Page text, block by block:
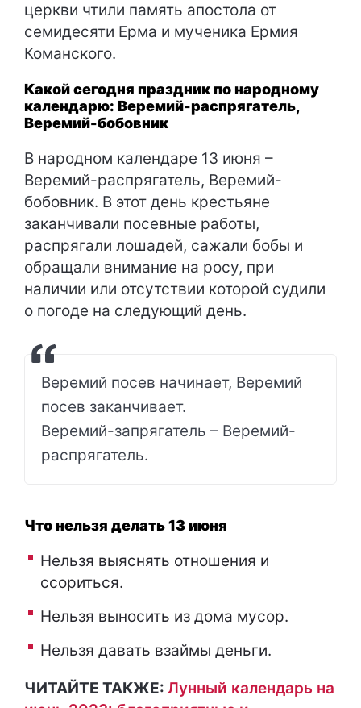
церкви чтили память апостола от
семидесяти Ерма и мученика Ермия
Команского.
Какой сегодня праздник по народному
календарю: Веремий-распрягатель,
Веремий-бобовник
В народном календаре 13 июня –
Веремий-распрягатель, Веремий-
бобовник. В этот день крестьяне
заканчивали посевные работы,
распрягали лошадей, сажали бобы и
обращали внимание на росу, при
наличии или отсутствии которой судили
о погоде на следующий день.
Веремий посев начинает, Веремий
посев заканчивает.
Веремий-запрягатель – Веремий-
распрягатель.
Что нельзя делать 13 июня
Нельзя выяснять отношения и
ссориться.
Нельзя выносить из дома мусор.
Нельзя давать взаймы деньги.
ЧИТАЙТЕ ТАКЖЕ: Лунный календарь на